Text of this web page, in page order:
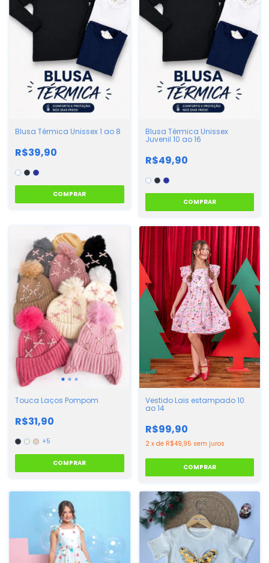
Blusa Térmica Unissex 1 ao 8
R$39,90
COMPRAR
Blusa Térmica Unissex
Juvenil 10 ao 16
R$49,90
COMPRAR
Touca Laços Pompom
R$31,90
+5
COMPRAR
Vestido Lais estampado 10
ao 14
R$99,90
2 x de R$49,95 sem juros
COMPRAR